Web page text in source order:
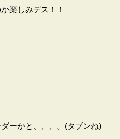
楽しみデス！！
ーかと、、、。(タブンね)